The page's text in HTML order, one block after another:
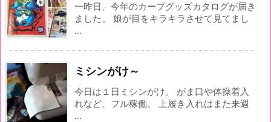
一昨日、今年のカープグッズカタログが届き
ました。 娘が目をキラキラさせて見てまし
...
ミシンがけ～
今日は１日ミシンがけ。 がま口や体操着入
れなど、フル稼働。 上履き入れはまた来週
...